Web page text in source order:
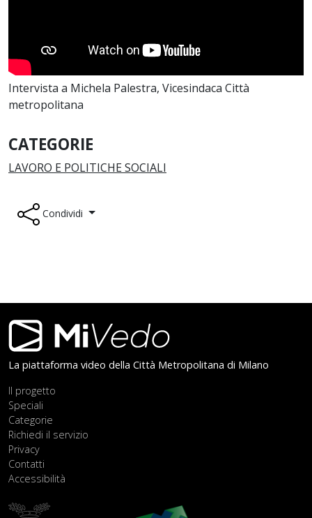
Intervista a Michela Palestra, Vicesindaca Città
metropolitana
CATEGORIE
LAVORO E POLITICHE SOCIALI
Condividi
La piattaforma video della Città Metropolitana di Milano
Il progetto
Speciali
Categorie
Richiedi il servizio
Privacy
Contatti
Accessibilità